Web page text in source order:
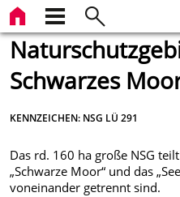
Schwarzes
KENNZEICHEN: NSG LÜ 291
Das rd. 160 ha große NSG
„Schwarze Moor“ und das
voneinander getrennt sind.